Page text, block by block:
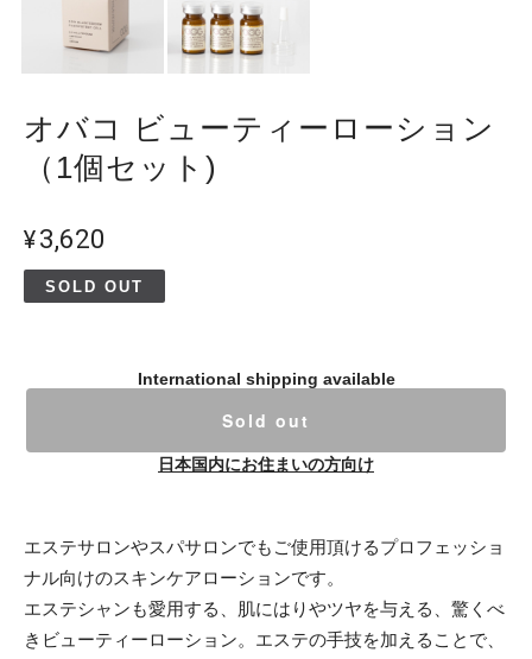
オバコ ビューティーローション
（1個セット)
¥3,620
SOLD OUT
International shipping available
Sold out
日本国内にお住まいの方向け
エステサロンやスパサロンでもご使用頂けるプロフェッショ
ナル向けのスキンケアローションです。
エステシャンも愛用する、肌にはりやツヤを与える、驚くべ
きビューティーローション。エステの手技を加えることで、